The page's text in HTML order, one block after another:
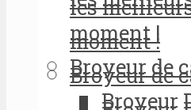
moment !
Broyeur de
Broyeur
les
moment !
Broyeur de